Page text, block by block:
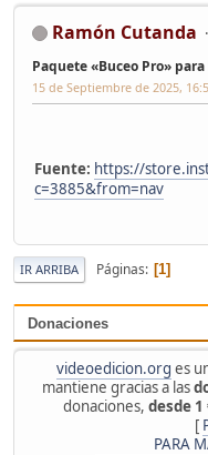
Donaciones
videoedicion.org es
mantiene gracias a las
donaciones, desde 1
[
PARA
Ramón Cutanda
Paquete «Buceo Pro»
15 de Septiembre de 2025,
Fuente: https://
c=3885&from=nav
IR ARRIBA Páginas 1